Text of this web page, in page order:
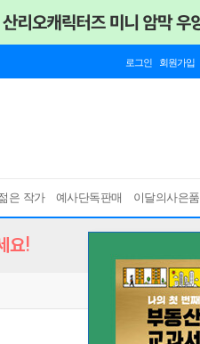
로그인 회원가입
은 작가 예사단독판매 이달의사은품
요!